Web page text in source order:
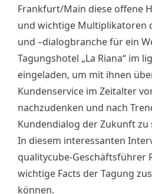
Frankfurt/Main diese offene
und wichtige Multiplikatoren
und –dialogbranche für ein
Tagungshotel „La Riana“ im
eingeladen, um mit ihnen
Kundenservice im Zeitalter
nachzudenken und nach
Kundendialog der Zukunft zu
In diesem interessanten
qualitycube-Geschäftsführer
wichtige Facts der Tagung
können.